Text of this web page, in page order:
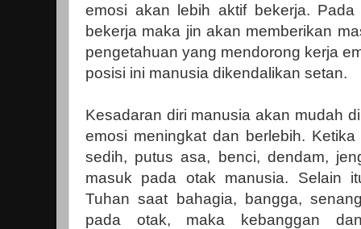
emosi akan lebih aktif bekerja.
bekerja maka jin akan memberikan
pengetahuan yang mendorong kerja
posisi ini manusia dikendalikan setan.
Kesadaran diri manusia akan mudah
emosi meningkat dan berlebih.
sedih, putus asa, benci, dendam,
masuk pada otak manusia. Selain
Tuhan saat bahagia, bangga,
pada otak, maka kebanggan